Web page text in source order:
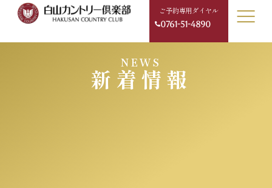
ご予約専用ダイヤル
0761-51-4890
NEWS
新着情報